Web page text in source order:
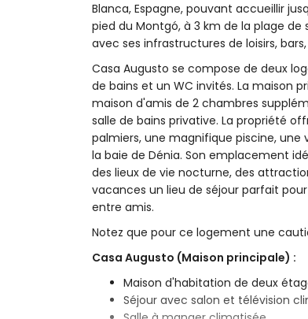
Blanca, Espagne, pouvant accueillir
pied du Montgó, à 3 km de la plage
avec ses infrastructures de loisirs,
Casa Augusto se compose de deux
de bains et un WC invités. La maison
maison d'amis de 2 chambres
salle de bains privative. La propriété
palmiers, une magnifique piscine,
la baie de Dénia. Son emplacement
des lieux de vie nocturne, des
vacances un lieu de séjour parfait
entre amis.
Notez que pour ce logement une
Casa Augusto (Maison principale) :
Maison d'habitation de deux
Séjour avec salon et télévision